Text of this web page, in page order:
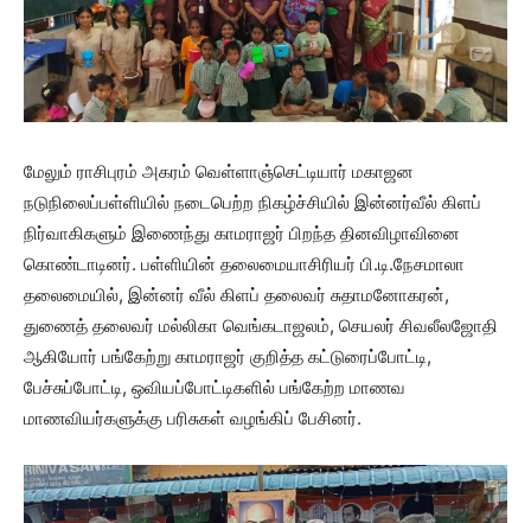
மேலும் ராசிபுரம் அகரம் வெள்ளாஞ்செட்டியார் மகாஜன
நடுநிலைப்பள்ளியில் நடைபெற்ற நிகழ்ச்சியில் இன்னர்வீல் கிளப்
நிர்வாகிகளும் இணைந்து காமராஜர் பிறந்த தினவிழாவினை
கொண்டாடினர். பள்ளியின் தலைமையாசிரியர் பி.டி.நேசமாலா
தலைமையில், இன்னர் வீல் கிளப் தலைவர் சுதாமனோகரன்,
துணைத் தலைவர் மல்லிகா வெங்கடாஜலம், செயலர் சிவலீலஜோதி
ஆகியோர் பங்கேற்று காமராஜர் குறித்த கட்டுரைப்போட்டி,
பேச்சுப்போட்டி, ஒவியப்போட்டிகளில் பங்கேற்ற மாணவ
மாணவியர்களுக்கு பரிசுகள் வழங்கிப் பேசினர்.